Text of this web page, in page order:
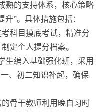
熟的支持体系，核心策略
”。具体措施包括：
科目摸底考试，精准分
定个人提分档案。
生编入基础强化班，采用
、初二知识补起，确保
的骨干教师利用晚自习时